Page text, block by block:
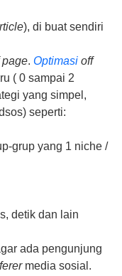
), di buat sendiri
page. Optimasi off
( 0 sampai 2
yang simpel,
seperti:
grup yang 1 niche /
detik dan lain
ada pengunjung
media sosial.